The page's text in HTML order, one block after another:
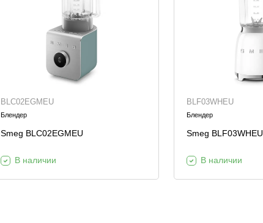
BLC02EGMEU
Блендер
Smeg BLC02EGMEU
В наличии
BLF03WHEU
Блендер
Smeg BLF03WHEU
В наличии